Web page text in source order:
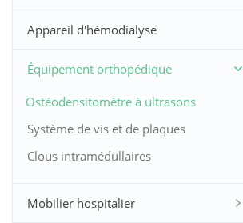
Appareil d'hémodialyse
Équipement orthopédique
Ostéodensitomètre à ultrasons
Système de vis et de plaques
vertébrales
Clous intramédullaires
Mobilier hospitalier